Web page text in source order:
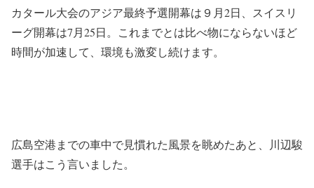
カタール大会のアジア最終予選開幕は９月2日、スイスリ
ーグ開幕は7月25日。これまでとは比べ物にならないほど
時間が加速して、環境も激変し続けます。
広島空港までの車中で見慣れた風景を眺めたあと、川辺駿
選手はこう言いました。